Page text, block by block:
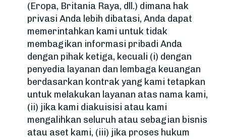
(Eropa, Britania Raya, dll.) dimana hak
privasi Anda lebih dibatasi, Anda dapat
memerintahkan kami untuk tidak
membagikan informasi pribadi Anda
dengan pihak ketiga, kecuali (i) dengan
penyedia layanan dan lembaga keuangan
berdasarkan kontrak yang kami tetapkan
untuk melakukan layanan atas nama kami,
(ii) jika kami diakuisisi atau kami
mengalihkan seluruh atau sebagian bisnis
atau aset kami, (iii) jika proses hukum